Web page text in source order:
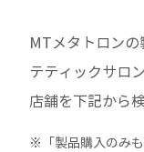
MTメタトロン
テティックサロ
店舗を下記から
※「製品購入のみも